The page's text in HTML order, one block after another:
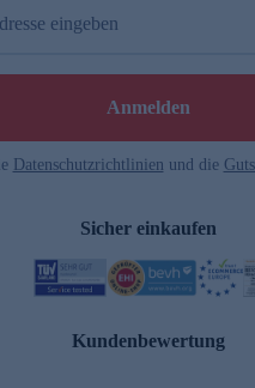
eingeben
Anmelden
Datenschutzrichtlinien und die
Sicher einkaufen
Kundenbewertung